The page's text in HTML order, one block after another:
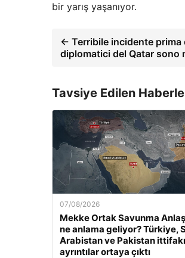
bir yarış yaşanıyor.
← Terribile incidente
diplomatici del Qatar sono
Tavsiye Edilen
07/08/2026
Mekke Ortak Savunma
ne anlama geliyor? Türkiye,
Arabistan ve Pakistan
ayrıntılar ortaya çıktı